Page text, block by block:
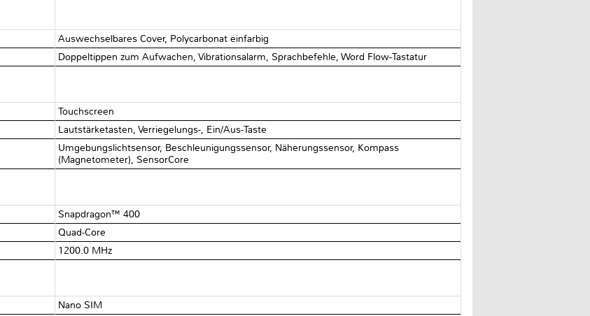
Auswechselbares Cover, Polycarbonat einfarbig
Doppeltippen zum Aufwachen, Vibrationsalarm, Sprachbefehle, Word Flow-Tastatur
Touchscreen
Lautstärketasten, Verriegelungs-, Ein/Aus-Taste
Umgebungslichtsensor, Beschleunigungssensor, Näherungssensor, Kompass
(Magnetometer), SensorCore
Snapdragon™ 400
Quad-Core
1200.0 MHz
Nano SIM